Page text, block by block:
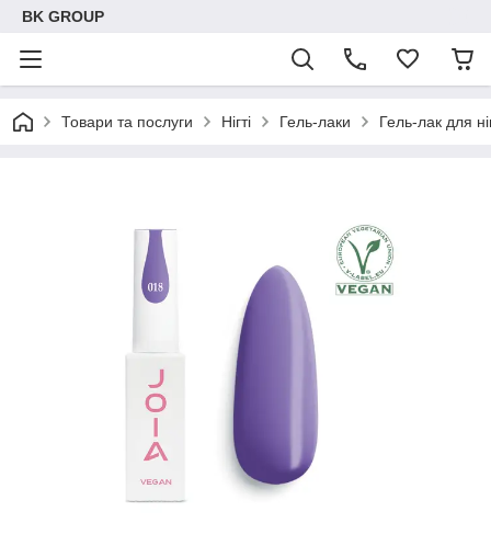
BK GROUP
Товари та послуги Нігті Гель-лаки Гель-лак для